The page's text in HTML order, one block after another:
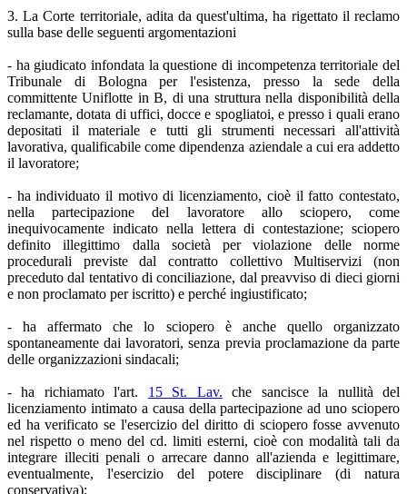
3. La Corte territoriale, adita da quest'ultima, ha rigettato il reclamo
sulla base delle seguenti argomentazioni
- ha giudicato infondata la questione di incompetenza territoriale del
Tribunale di Bologna per l'esistenza, presso la sede della
committente Uniflotte in B, di una struttura nella disponibilità della
reclamante, dotata di uffici, docce e spogliatoi, e presso i quali erano
depositati il materiale e tutti gli strumenti necessari all'attività
lavorativa, qualificabile come dipendenza aziendale a cui era addetto
il lavoratore;
- ha individuato il motivo di licenziamento, cioè il fatto contestato,
nella partecipazione del lavoratore allo sciopero, come
inequivocamente indicato nella lettera di contestazione; sciopero
definito illegittimo dalla società per violazione delle norme
procedurali previste dal contratto collettivo Multiservizi (non
preceduto dal tentativo di conciliazione, dal preavviso di dieci giorni
e non proclamato per iscritto) e perché ingiustificato;
- ha affermato che lo sciopero è anche quello organizzato
spontaneamente dai lavoratori, senza previa proclamazione da parte
delle organizzazioni sindacali;
- ha richiamato l'art. 15 St. Lav. che sancisce la nullità del
licenziamento intimato a causa della partecipazione ad uno sciopero
ed ha verificato se l'esercizio del diritto di sciopero fosse avvenuto
nel rispetto o meno del cd. limiti esterni, cioè con modalità tali da
integrare illeciti penali o arrecare danno all'azienda e legittimare,
eventualmente, l'esercizio del potere disciplinare (di natura
conservativa);